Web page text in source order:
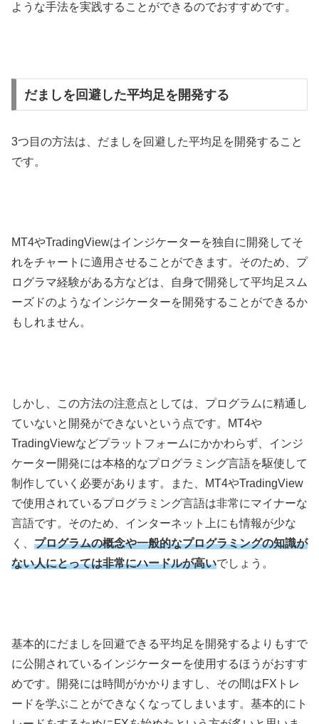
ような手法を実践することができるのでおすすめです。
だましを回避した平均足を開発する
3つ目の方法は、だましを回避した平均足を開発すること
です。
MT4やTradingViewはインジケーターを独自に開発してそ
れをチャートに適用させることができます。そのため、プ
ログラマ経験がある方などは、自身で開発して平均足スム
ーズドのようなインジケーターを開発することができるか
もしれません。
しかし、この方法の注意点としては、プログラムに精通し
ていないと開発ができないという点です。
MT4や
TradingViewなどプラットフォームにかかわらず、インジ
ケーター開発には本格的なプログラミング言語を駆使して
制作していく必要があります。また、
MT4やTradingView
で使用されているプログラミング言語は非常にマイナーな
言語です。そのため、インターネット上にも情報が少な
く、 プログラムの概念や一般的なプログラミングの知識が
ない人にとっては非常にハードルが高いでしょう。
基本的にだましを回避できる平均足を開発するよりもすで
に公開されているインジケーターを使用するほうがおすす
めです。開発には時間がかかりますし、その間はFX トレ
ードを学ぶことができなくなってしまいます。基本的にト